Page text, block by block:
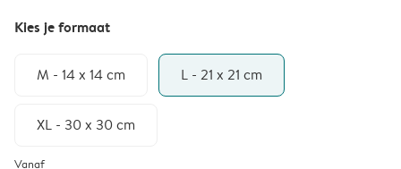
Kies je formaat
M - 14 x 14 cm L - 21 x 21 cm
XL - 30 x 30 cm
Vanaf